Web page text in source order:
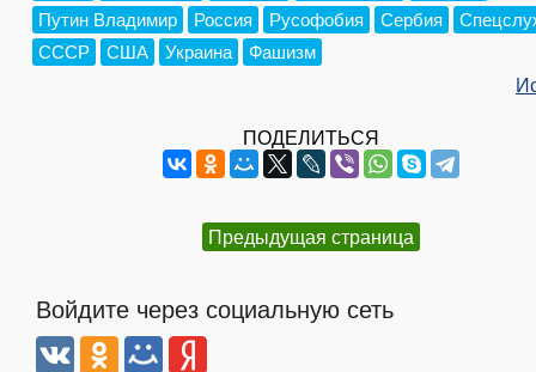
Путин Владимир
Россия Русофобия Сербия
СССР
США Украина Фашизм
ПОДЕЛИТЬСЯ
Предыдущая страница
Войдите через социальную сеть